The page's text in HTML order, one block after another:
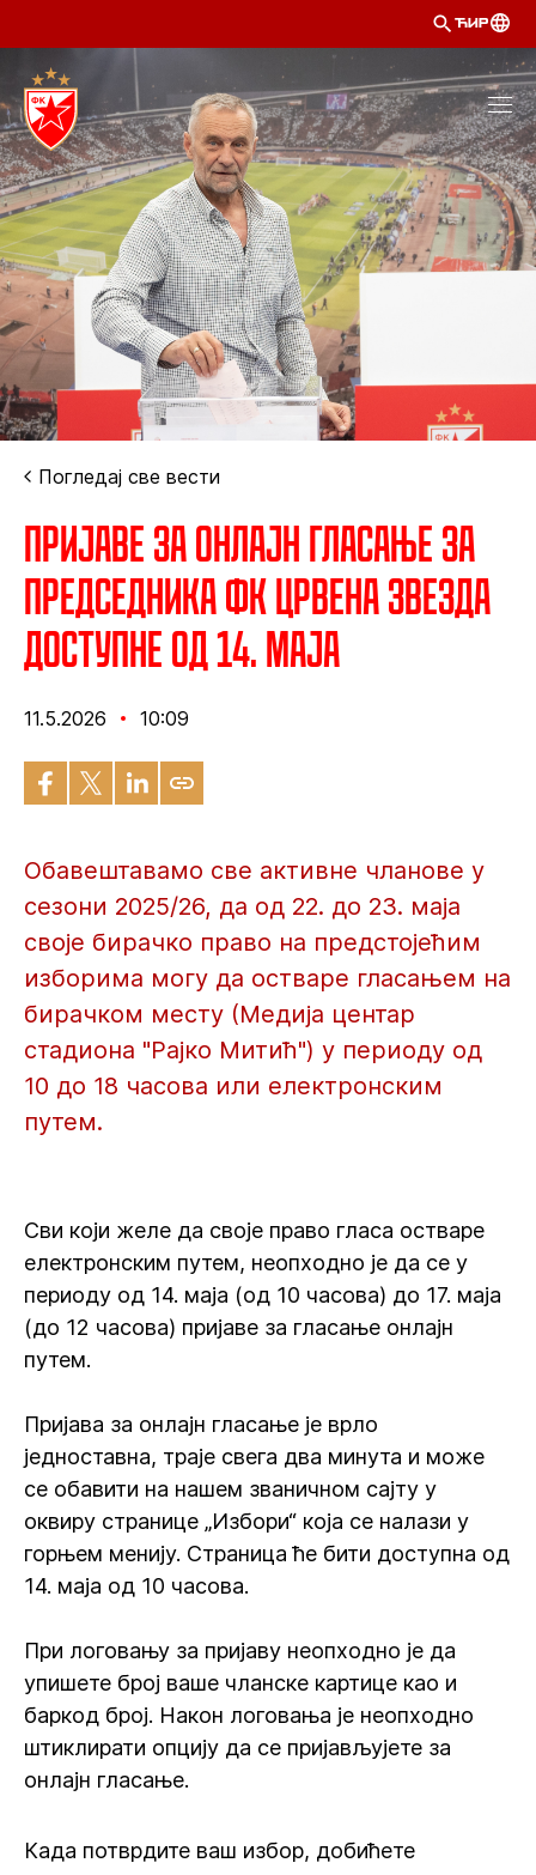
ЋИР
Погледај све вести
Пријаве за онлајн гласање за
председника ФК Црвена звезда
доступне од 14. маја
11.5.2026 10:09
Обавештавамо све активне чланове у
сезони 2025/26, да од 22. до 23. маја
своје бирачко право на предстојећим
изборима могу да остваре гласањем на
бирачком месту (Медија центар
стадиона "Рајко Митић") у периоду од
10 до 18 часова или електронским
путем.
Сви који желе да своје право гласа остваре
електронским путем, неопходно је да се у
периоду од 14. маја (од 10 часова) до 17. маја
(до 12 часова) пријаве за гласање онлајн
путем.
Пријава за онлајн гласање је врло
једноставна, траје свега два минута и може
се обавити на нашем званичном сајту у
оквиру странице „Избори“ која се налази у
горњем менију. Страница ће бити доступна од
14. маја од 10 часова.
При логовању зa пријаву неопходно је да
упишете број ваше чланске картице као и
баркод број. Након логовања је неопходно
штиклирати опцију да се пријављујете за
онлајн гласање.
Када потврдите ваш избор, добићете